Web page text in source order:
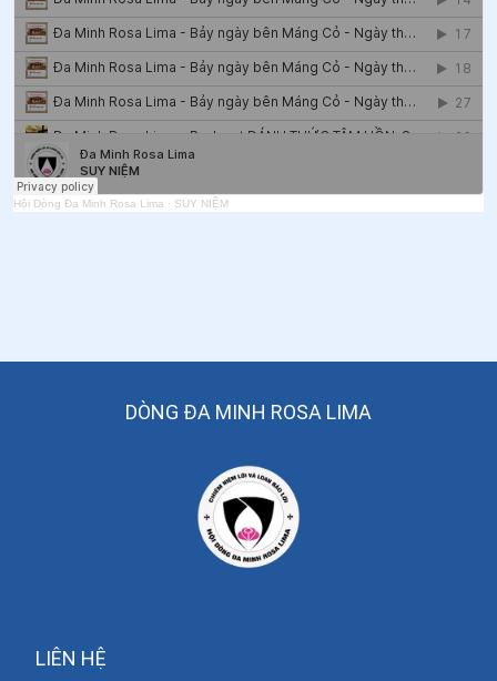
49 Cầu nguyện theo Thánh vịnh 119 - 7 (118 c. 49 - 56)
50 .Cầu nguyện theo Thánh vịnh 119 - 6 (118 c. 41 - 48)
51 .Cầu nguyện theo Thánh vịnh 119 - 5 (118 c. 33 - 40)
52.Cầu nguyện theo Thánh vịnh 119 - 4 (118 c. 25 - 32)
53. Cầu nguyện theo Thánh vịnh 119 - 3 (118 c.17-24)
Cầu nguyện theo Thánh vịnh 116b (115)
Cầu nguyện theo Thánh vịnh 116a (114)
Cầu nguyện theo Thánh vịnh 115b (113b)
Cầu nguyện theo Thánh vịnh 114 (113a)
63.Cầu nguyện theo Thánh vịnh 112
Hội Dòng Đa Minh Rosa Lima · SUY NIỆM
DÒNG ĐA MINH ROSA LIMA
LIÊN HỆ